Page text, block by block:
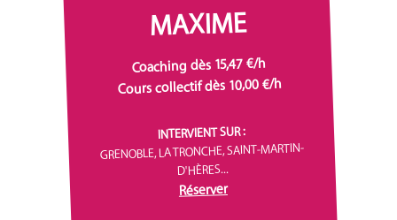
MAXIME
Coaching dès 15,47 €/h
Cours collectif dès 10,00 €/h
INTERVIENT SUR :
GRENOBLE, LA TRONCHE, SAINT-MARTIN-
D'HÈRES...
Réserver